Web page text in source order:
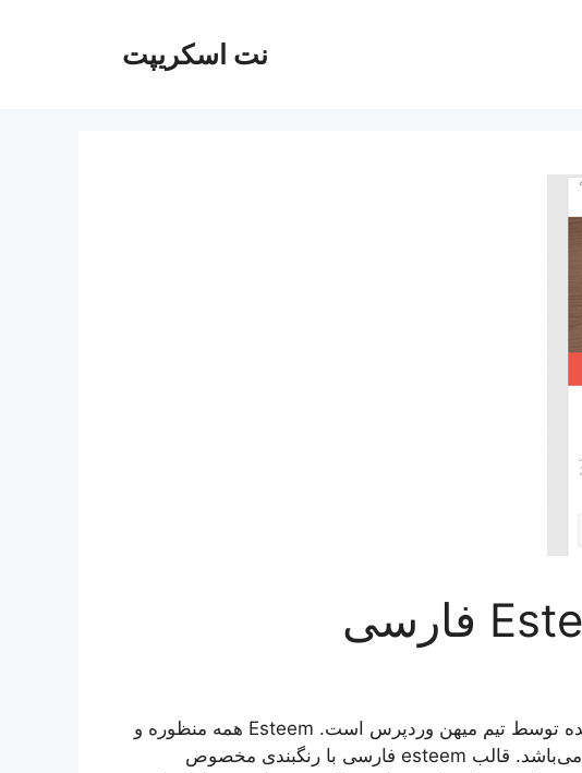
نت اسکریپت
قالب وردپرس Esteem فارسی و راستچین شده توسط تیم میهن وردپرس است. Esteem همه منظوره و
مناسب برای راه اندازی هر نوع کسب و کاری می‌باشد. قالب esteem فارسی با رنگبندی مخصوص